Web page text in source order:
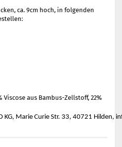
ca. 9cm hoch, in folgenden
Viscose aus Bambus-Zellstoff, 22%
KG, Marie Curie Str. 33, 40721 Hilden,